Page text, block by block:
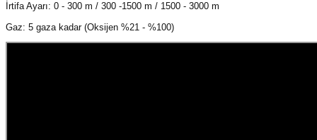
İrtifa Ayarı: 0 - 300 m / 300 -1500 m / 1500 - 3000 m
Gaz: 5 gaza kadar (Oksijen %21 - %100)